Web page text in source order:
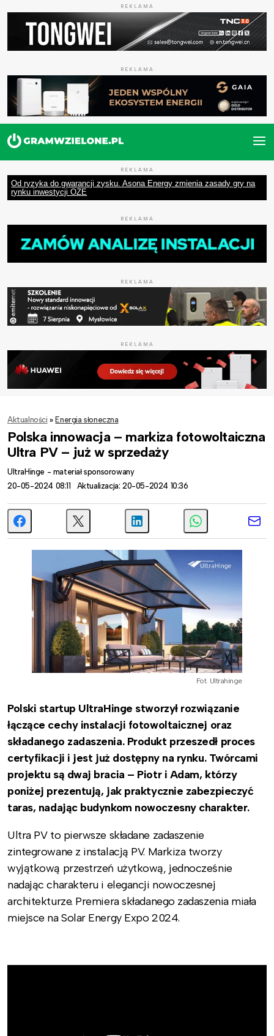
REKLAMA
REKLAMA
REKLAMA
Od ryzyka do gwarancji zysku. Asona Energy zmienia zasady gry na
rynku inwestycji OZE
REKLAMA
REKLAMA
REKLAMA
Aktualności » Energia słoneczna
Polska innowacja – markiza fotowoltaiczna
Ultra PV – już w sprzedaży
UltraHinge - materiał sponsorowany
20-05-2024 08:11
Aktualizacja: 20-05-2024 10:36
Fot. Ultrahinge
Polski startup UltraHinge stworzył rozwiązanie
łączące cechy instalacji fotowoltaicznej oraz
składanego zadaszenia. Produkt przeszedł proces
certyfikacji i jest już dostępny na rynku. Twórcami
projektu są dwaj bracia – Piotr i Adam, którzy
poniżej prezentują, jak praktycznie zabezpieczyć
taras, nadając budynkom nowoczesny charakter.
Ultra PV to pierwsze składane zadaszenie
zintegrowane z instalacją PV. Markiza tworzy
wyjątkową przestrzeń użytkową, jednocześnie
nadając charakteru i elegancji nowoczesnej
architekturze. Premiera składanego zadaszenia miała
miejsce na Solar Energy Expo 2024.